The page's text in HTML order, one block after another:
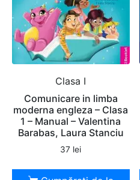
Clasa I
Comunicare in limba
moderna engleza – Clasa
1 – Manual – Valentina
Barabas, Laura Stanciu
37 lei